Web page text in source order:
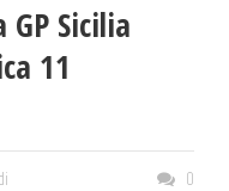
Sicilia
11
0